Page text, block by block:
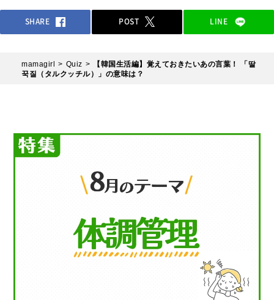
SHARE POST LINE
mamagirl Quiz
【韓国生活編】覚えておきたいあの言葉！ 「딸
꾹질（タルクッチル）」の意味は？